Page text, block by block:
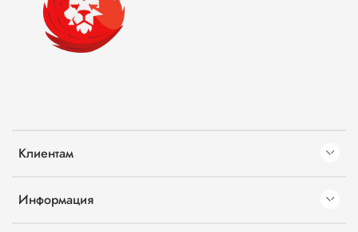
Клиентам
Информация